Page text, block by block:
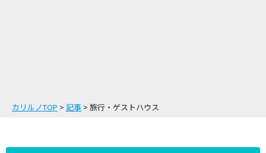
カリルノTOP 記事 旅行・ゲストハウス